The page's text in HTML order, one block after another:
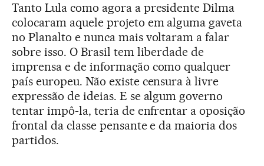
Tanto Lula como agora a presidente Dilma
colocaram aquele projeto em alguma gaveta
no Planalto e nunca mais voltaram a falar
sobre isso. O Brasil tem liberdade de
imprensa e de informação como qualquer
país europeu. Não existe censura à livre
expressão de ideias. E se algum governo
tentar impô-la, teria de enfrentar a oposição
frontal da classe pensante e da maioria dos
partidos.